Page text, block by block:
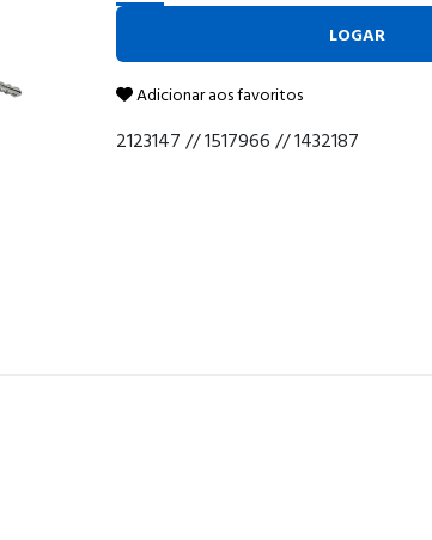
LOGAR
Adicionar aos favoritos
2123147 // 1517966 // 1432187